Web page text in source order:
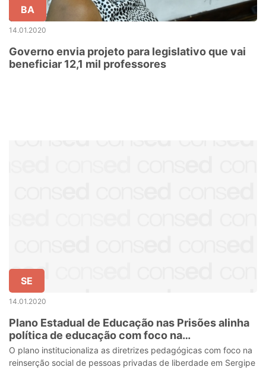
BA
14.01.2020
Governo envia projeto para legislativo que vai
beneficiar 12,1 mil professores
SE
14.01.2020
Plano Estadual de Educação nas Prisões alinha
política de educação com foco na
ressocialização
O plano institucionaliza as diretrizes pedagógicas com foco na
reinserção social de pessoas privadas de liberdade em Sergipe